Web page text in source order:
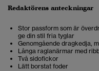
Redaktörens anteckningar
Stor passform som är
ge din stil fria tyglar
Genomgående dragkedja,
Långa raglanärmar med
Två sidofickor
Lätt borstat foder